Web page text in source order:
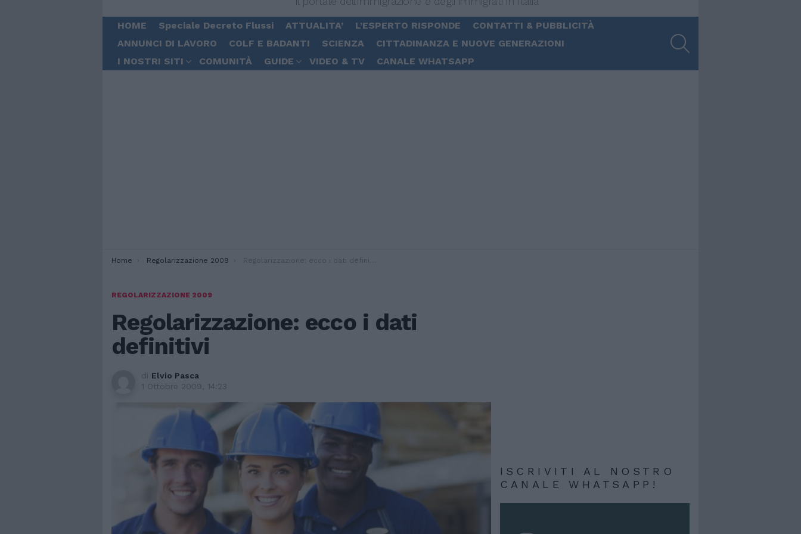
HOME Speciale Decreto Flussi ATTUALITA’ L’ESPERTO RISPONDE
CONTATTI & PUBBLICITÀ
ANNUNCI DI LAVORO
COLF E BADANTI SCIENZA
CITTADINANZA E NUOVE GENERAZIONI
I NOSTRI SITI
COMUNITÀ GUIDE VIDEO & TV CANALE WHATSAPP
You are here:
Home Regolarizzazione 2009 Regolarizzazione: ecco i dati definitivi
REGOLARIZZAZIONE 2009
Regolarizzazione: ecco i dati
definitivi
di Elvio Pasca
1 Ottobre 2009, 14:23
ISCRIVITI AL NOSTRO
CANALE WHATSAPP!